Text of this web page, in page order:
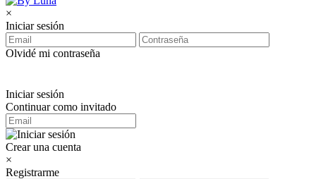
×
Iniciar sesión
Olvidé mi contraseña
Iniciar sesión
Continuar como invitado
Crear una cuenta
×
Registrarme